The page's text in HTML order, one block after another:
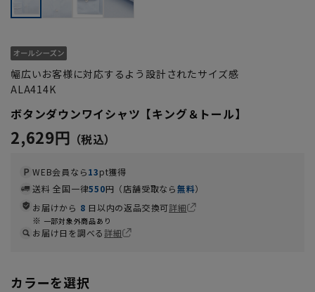
幅広いお客様に対応するよう設計されたサイズ感
ALA414K
ボタンダウンワイシャツ【キング＆トール】
2,629円
WEB会員なら13pt獲得
送料 全国一律550円（店舗受取なら無料）
お届けから 8 日以内の返品交換可詳細
一部対象外商品あり
お届け日を調べる詳細
カラーを選択